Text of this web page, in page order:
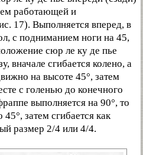
работающей и
17). Выполняется вперед, в
с подниманием ноги на 45,
сюр ле ку де пье
вначале сгибается колено, а
на высоте 45°, затем
с голенью до конечного
выполняется на 90°, то
затем сгибается как
размер 2/4 или 4/4.